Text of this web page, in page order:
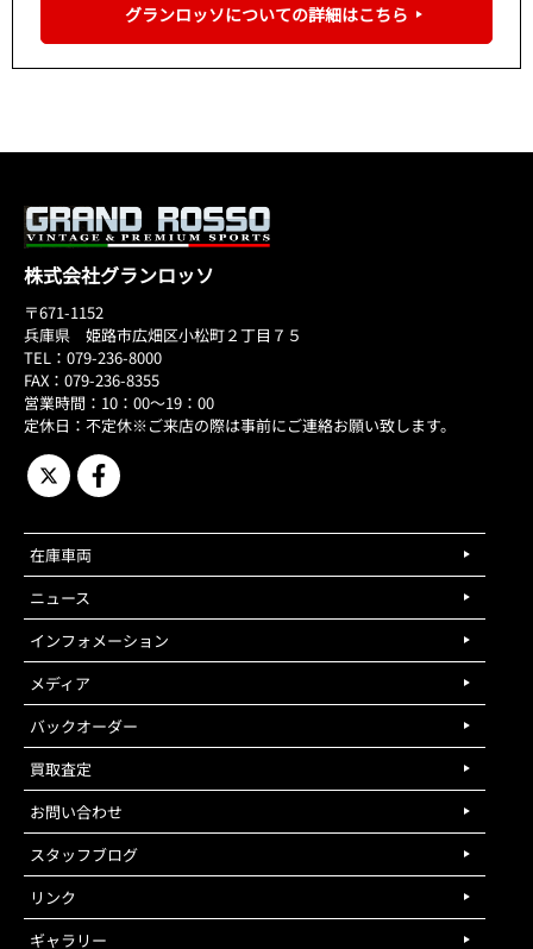
グランロッソについての詳細はこちら
株式会社グランロッソ
〒671-1152
兵庫県 姫路市広畑区小松町２丁目７５
TEL：079-236-8000
FAX：079-236-8355
営業時間：10：00～19：00
定休日：不定休※ご来店の際は事前にご連絡お願い致します。
在庫車両
ニュース
インフォメーション
メディア
バックオーダー
買取査定
お問い合わせ
スタッフブログ
リンク
ギャラリー